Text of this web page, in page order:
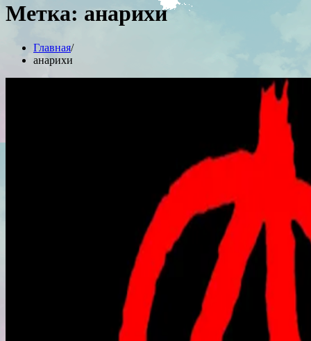
Метка: анарихи
Главная
анарихи